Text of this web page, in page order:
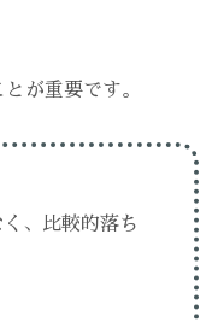
が重要です。
、比較的落ち